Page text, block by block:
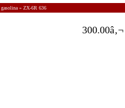
» ZX-6R 636
300.00â‚¬